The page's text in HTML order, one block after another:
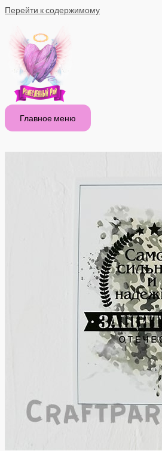
Перейти к содержимому
Главное меню